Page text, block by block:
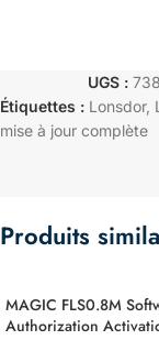
UGS :
Étiquettes : Lonsdor,
mise à jour complète
Produits
MAGIC FLS0.8M
Authorization